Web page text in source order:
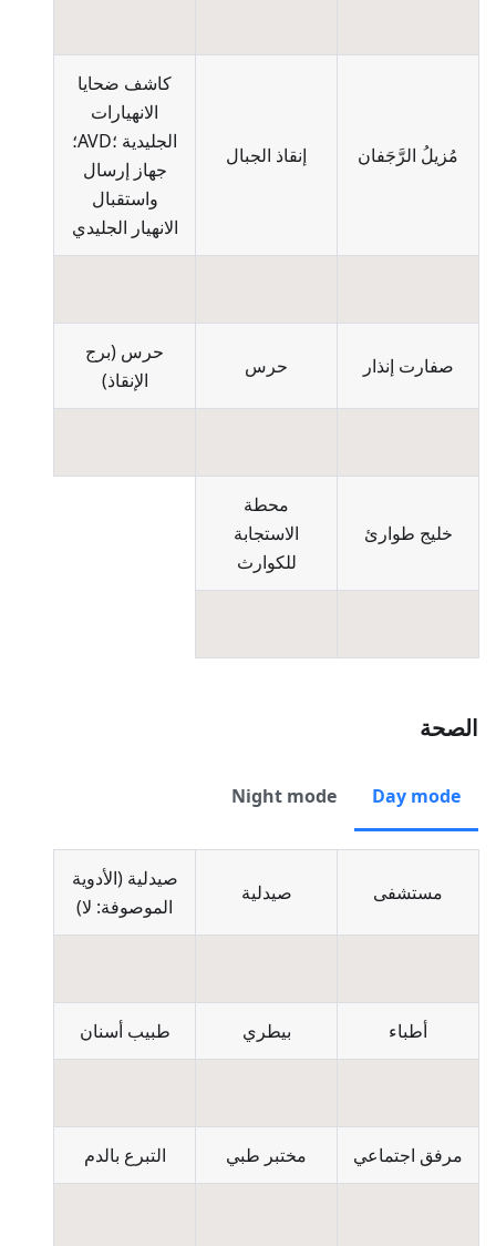
مُزيلُ الرَّجَفان إنقاذ الجبال
كاشف ضحايا
الانهيارات
الجليدية ؛AVD؛
جهاز إرسال
واستقبال
الانهيار الجليدي
صفارت إنذار حرس
حرس (برج
الإنقاذ)
خليج طوارئ
محطة
الاستجابة
للكوارث
الصحة
Day mode
Night mode
مستشفى صيدلية
صيدلية (الأدوية
الموصوفة: لا)
أطباء بيطري طبيب أسنان
مرفق اجتماعي مختبر طبي التبرع بالدم